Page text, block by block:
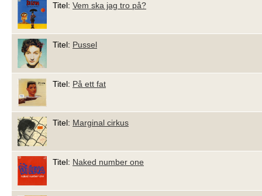
Titel: Vem ska jag tro på?
Titel: Pussel
Titel: På ett fat
Titel: Marginal cirkus
Titel: Naked number one